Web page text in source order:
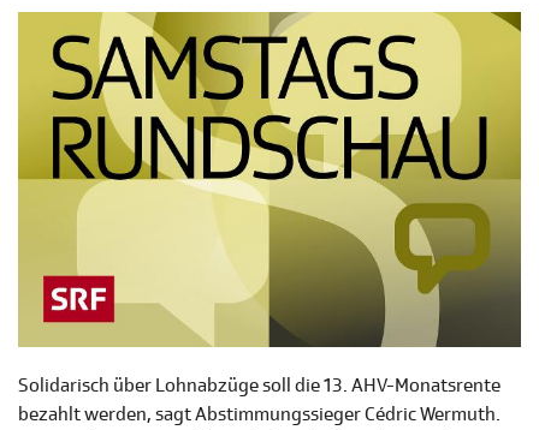
Solidarisch über Lohnabzüge soll die 13. AHV-Monatsrente
bezahlt werden, sagt Abstimmungssieger Cédric Wermuth.